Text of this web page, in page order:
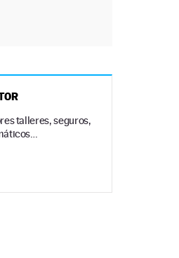
talleres, seguros,